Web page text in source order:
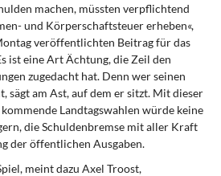
machen, müssten verpflichtend
und Körperschaftsteuer erheben«,
veröffentlichten Beitrag für das
ist eine Art Ächtung, die Zeil den
zugedacht hat. Denn wer seinen
sägt am Ast, auf dem er sitzt. Mit dieser
Landtagswahlen würde keine
die Schuldenbremse mit aller Kraft
der öffentlichen Ausgaben.
meint dazu Axel Troost,